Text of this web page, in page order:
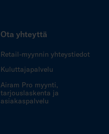
Ota yhteyttä
Retail-myynnin yhteystiedot
Kuluttajapalvelu
Airam Pro myynti,
tarjouslaskenta ja
asiakaspalvelu